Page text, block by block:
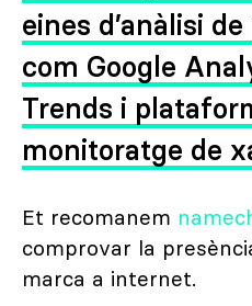
eines d’anàlisi
com Google
Trends i
monitoratge de
Et recomanem
comprovar la
marca a internet.